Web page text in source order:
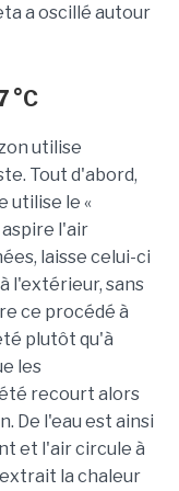
a oscillé autour
°C
utilise
Tout d'abord,
utilise le «
l'air
laisse celui-ci
l'extérieur, sans
ce procédé à
plutôt qu'à
les
recourt alors
De l'eau est ainsi
et l'air circule à
la chaleur